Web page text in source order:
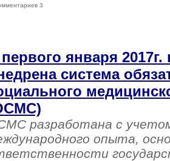
3
января 2017г.
система
разработана с
опыта,